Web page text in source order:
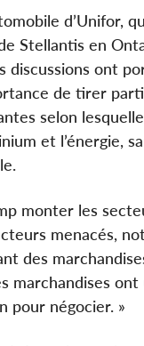
d’Unifor,
Stellantis en
discussions ont
de tirer
selon
et l’énergie,
monter les
menacés,
des
marchandises
pour négocier. »